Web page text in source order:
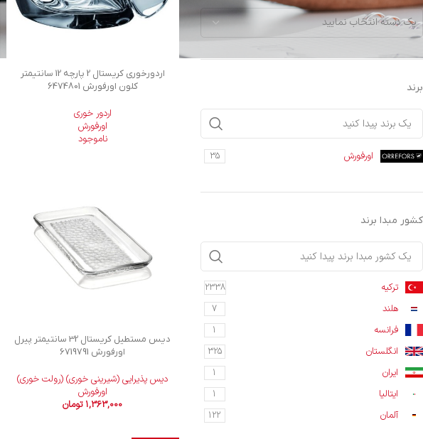
یک دسته انتخاب نمایید
برند
اورفورش 35
کشور مبدا برند
ترکیه 2338
هلند 7
فرانسه 1
انگلستان 325
ایران 1
ایتالیا 1
آلمان 122
اردورخوری کریستال 2 پارچه 12 سانتیمتر
کلون اورفورش 6474801
اردور خوری
اورفورش
ناموجود
دیس مستطیل کریستال 32 سانتیمتر پیرل
اورفورش 6719791
دیس پذیرایی (شیرینی خوری) (رولت خوری)
اورفورش
1,363,000 تومان